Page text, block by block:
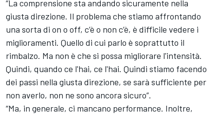
“La comprensione sta andando sicuramente nella
giusta direzione. Il problema che stiamo affrontando
una sorta di on o off, c’è o non c’è, è difficile vedere i
miglioramenti. Quello di cui parlo è soprattutto il
rimbalzo. Ma non è che si possa migliorare l'intensità.
Quindi, quando ce l'hai, ce l'hai. Quindi stiamo facendo
dei passi nella giusta direzione, se sarà sufficiente per
non averlo, non ne sono ancora sicuro”.
“Ma, in generale, ci mancano performance. Inoltre,